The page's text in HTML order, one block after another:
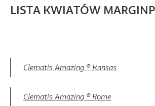
LISTA KWIATÓW
Clematis Amazing ® Kansas
Clematis Amazing ® Rome